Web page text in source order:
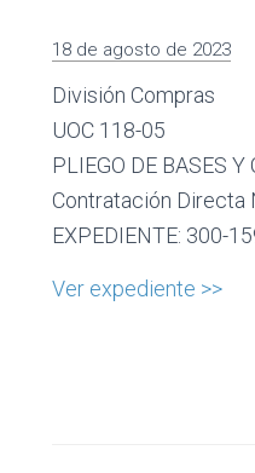
18 de agosto de 2023
División Compras
UOC 118-05
PLIEGO DE BASES
Contratación Directa
EXPEDIENTE: 300-
Ver expediente >>